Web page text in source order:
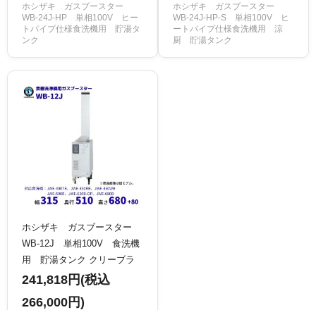
ホシザキ ガスブースター
WB-24J-HP 単相100V ヒー
トパイプ仕様食洗機用 貯湯タ
ンク
ホシザキ ガスブースター
WB-24J-HP-S 単相100V ヒ
ートパイプ仕様食洗機用 涼
厨 貯湯タンク
ホシザキ ガスブースター
WB-12J 単相100V 食洗機
用 貯湯タンク クリーブラ
ンド
241,818円(税込
266,000円)